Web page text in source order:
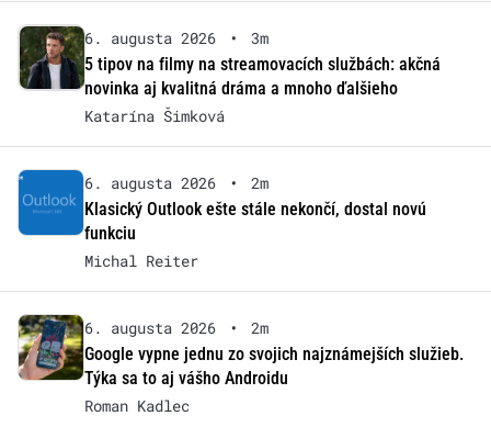
6. augusta 2026 •
3m
5 tipov na filmy na streamovacích službách: akčná
novinka aj kvalitná dráma a mnoho ďalšieho
Katarína Šimková
6. augusta 2026 •
2m
Klasický Outlook ešte stále nekončí, dostal novú
funkciu
Michal Reiter
6. augusta 2026 •
2m
Google vypne jednu zo svojich najznámejších služieb.
Týka sa to aj vášho Androidu
Roman Kadlec